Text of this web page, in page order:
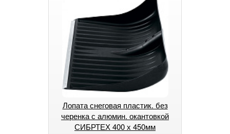
Лопата снеговая пластик. без
черенка с алюмин. окантовкой
СИБРТЕХ 400 х 450мм